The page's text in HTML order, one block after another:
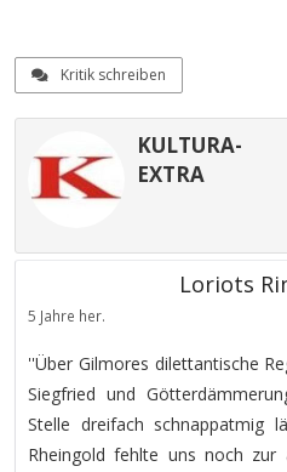
Kritik schreiben
KULTURA-
EXTRA
Loriots
5 Jahre her.
''Über Gilmores dilettantische
Siegfried und
Stelle dreifach schnappatmig
Rheingold fehlte uns noch zur